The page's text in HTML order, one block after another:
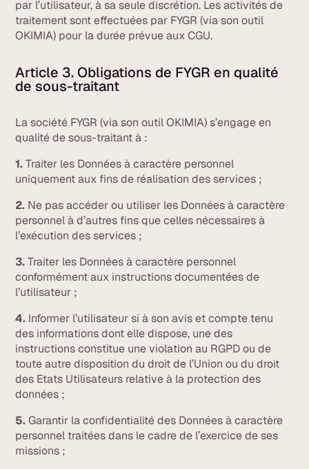
par l’utilisateur, à sa seule discrétion. Les activités de
traitement sont effectuées par FYGR (via son outil
OKIMIA) pour la durée prévue aux CGU.
Article 3. Obligations de FYGR en qualité
de sous-traitant
La société FYGR (via son outil OKIMIA) s’engage en
qualité de sous-traitant à :
1.Traiter les Données à caractère personnel
uniquement aux fins de réalisation des services ;
2. Ne pas accéder ou utiliser les Données à caractère
personnel à d’autres fins que celles nécessaires à
l’exécution des services ;
3.Traiter les Données à caractère personnel
conformément aux instructions documentées de
l’utilisateur ;
4. Informer l’utilisateur si à son avis et compte tenu
des informations dont elle dispose, une des
instructions constitue une violation au RGPD ou de
toute autre disposition du droit de l’Union ou du droit
des Etats Utilisateurs relative à la protection des
données ;
5.Garantir la confidentialité des Données à caractère
personnel traitées dans le cadre de l’exercice de ses
missions ;